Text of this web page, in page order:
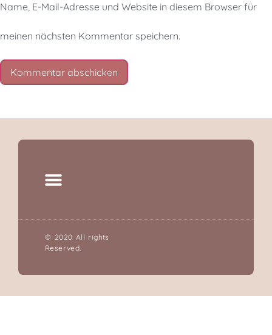
Name, E-Mail-Adresse und Website in diesem Browser für
meinen nächsten Kommentar speichern.
© 2020 All rights
Reserved.